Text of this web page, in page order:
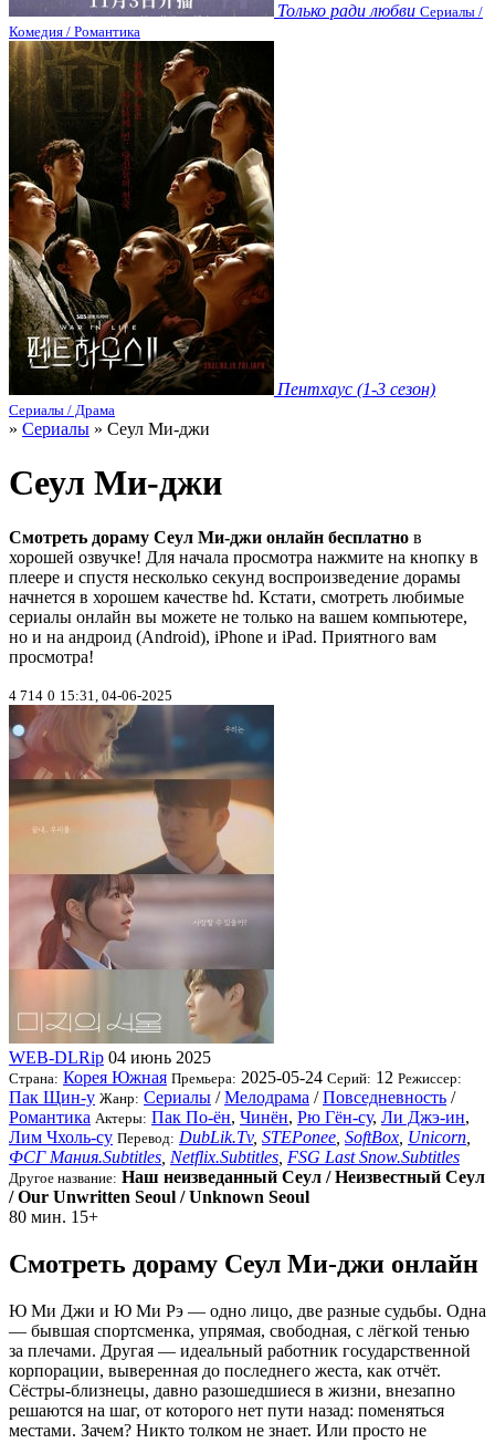
Только ради любви Сериалы /
Комедия / Романтика
Пентхаус (1-3 сезон)
Сериалы / Драма
» Сериалы » Сеул Ми-джи
Сеул Ми-джи
Смотреть дораму Сеул Ми-джи онлайн бесплатно в
хорошей озвучке! Для начала просмотра нажмите на кнопку в
плеере и спустя несколько секунд воспроизведение дорамы
начнется в хорошем качестве hd. Кстати, смотреть любимые
сериалы онлайн вы можете не только на вашем компьютере,
но и на андроид (Android), iPhone и iPad. Приятного вам
просмотра!
4 714 0 15:31, 04-06-2025
WEB-DLRip 04 июнь 2025
Страна: Корея Южная Премьера: 2025-05-24 Серий: 12 Режиссер:
Пак Щин-у Жанр: Сериалы /Мелодрама /Повседневность /
Романтика Актеры: Пак По-ён, Чинён, Рю Гён-су, Ли Джэ-ин,
Лим Чхоль-су Перевод: DubLik.Tv, STEPonee SoftBox Unicorn
ФСГ Мания.Subtitles Netflix.Subtitles FSG Last Snow.Subtitles
Другое название: Наш неизведанный Сеул / Неизвестный Сеул
/ Our Unwritten Seoul / Unknown Seoul
80 мин. 15+
Смотреть дораму Сеул Ми-джи онлайн
Ю Ми Джи и Ю Ми Рэ — одно лицо, две разные судьбы. Одна
— бывшая спортсменка, упрямая, свободная, с лёгкой тенью
за плечами. Другая — идеальный работник государственной
корпорации, выверенная до последнего жеста, как отчёт.
Сёстры-близнецы, давно разошедшиеся в жизни, внезапно
решаются на шаг, от которого нет пути назад: поменяться
местами. Зачем? Никто толком не знает. Или просто не